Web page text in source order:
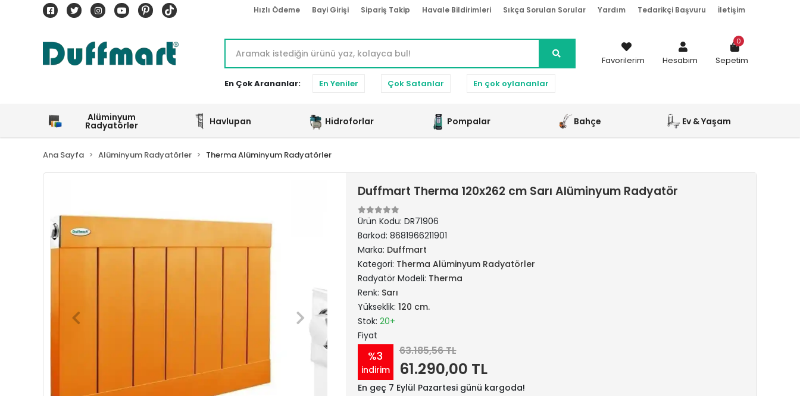
Hızlı Ödeme Bayi Girişi Sipariş Takip Havale Bildirimleri Sıkça Sorulan Sorular Yardım Tedarikçi Başvuru İletişim
En Çok Arananlar: En Yeniler Çok Satanlar En çok oylananlar
Favorilerim Hesabım Sepetim
0
Alüminyum
Radyatörler Havlupan Hidroforlar Pompalar Bahçe Ev & Yaşam
Ana Sayfa Alüminyum Radyatörler Therma Alüminyum Radyatörler
Duffmart Therma 120x262 cm Sarı Alüminyum Radyatör
Ürün Kodu: DR71906
Barkod: 8681966211901
Marka: Duffmart
Kategori: Therma Alüminyum Radyatörler
Radyatör Modeli: Therma
Renk: Sarı
Yükseklik: 120 cm.
Stok: 20+
Fiyat
%3
indirim
63.185,56 TL
61.290,00 TL
En geç 7 Eylül Pazartesi günü kargoda!